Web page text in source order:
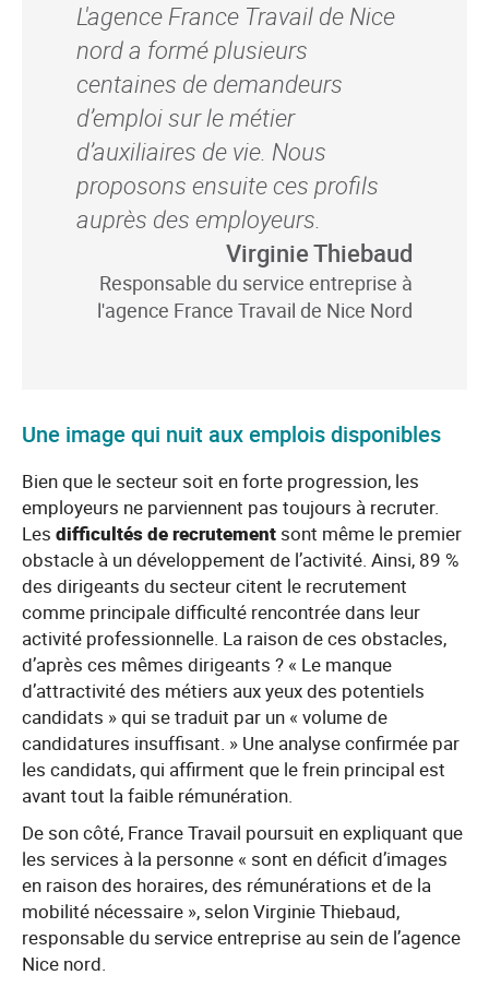
L'agence France Travail de Nice
nord a formé plusieurs
centaines de demandeurs
d’emploi sur le métier
d’auxiliaires de vie. Nous
proposons ensuite ces profils
auprès des employeurs.
Virginie Thiebaud
Responsable du service entreprise à
l'agence France Travail de Nice Nord
Une image qui nuit aux emplois disponibles
Bien que le secteur soit en forte progression, les
employeurs ne parviennent pas toujours à recruter.
Les difficultés de recrutement sont même le premier
obstacle à un développement de l’activité. Ainsi, 89 %
des dirigeants du secteur citent le recrutement
comme principale difficulté rencontrée dans leur
activité professionnelle. La raison de ces obstacles,
d’après ces mêmes dirigeants ? « Le manque
d’attractivité des métiers aux yeux des potentiels
candidats » qui se traduit par un « volume de
candidatures insuffisant. » Une analyse confirmée par
les candidats, qui affirment que le frein principal est
avant tout la faible rémunération.
De son côté, France Travail poursuit en expliquant que
les services à la personne « sont en déficit d’images
en raison des horaires, des rémunérations et de la
mobilité nécessaire », selon Virginie Thiebaud,
responsable du service entreprise au sein de l’agence
Nice nord.